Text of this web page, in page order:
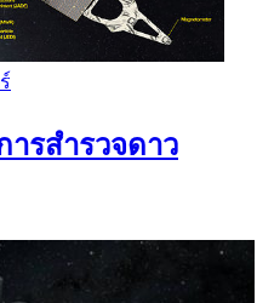
ารสำรวจดาว